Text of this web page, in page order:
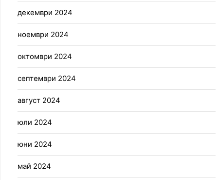
декември 2024
ноември 2024
октомври 2024
септември 2024
август 2024
юли 2024
юни 2024
май 2024